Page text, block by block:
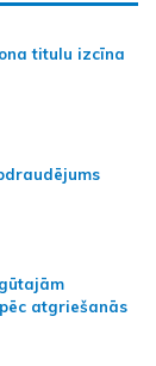
titulu izcīna
atgriešanās